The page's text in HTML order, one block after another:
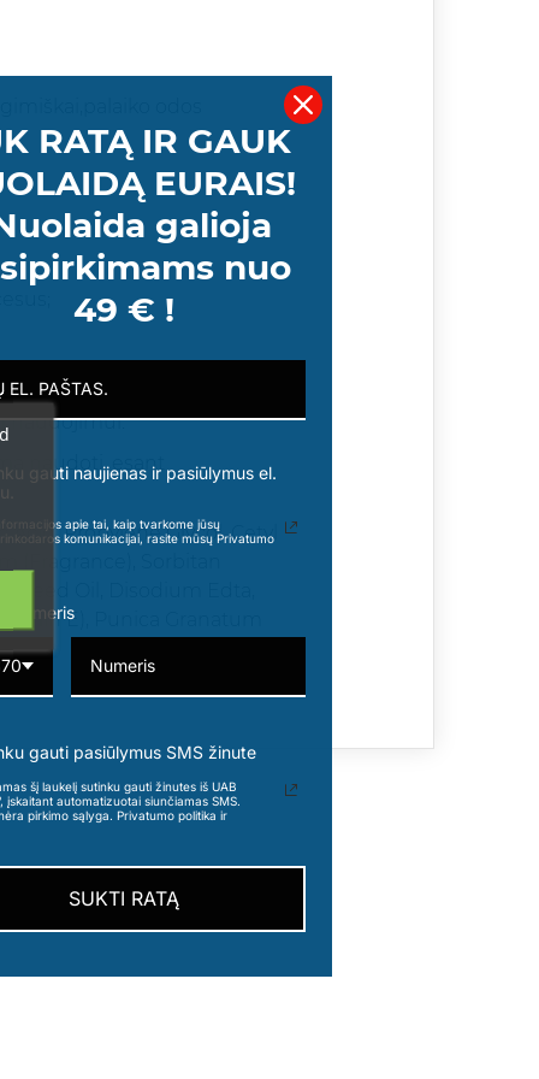
naudojimui.
naudoti, esant
Acid, Propylene Glycol, Cetyl
(Fragrance), Sorbitan
Seed Oil, Disodium Edta,
E), Punica Granatum
RATĄ IR GAUK
EURAIS!
galioja
nuo
49 € !
gauti naujienas ir pasiūlymus el.
apie tai, kaip tvarkome jūsų
rinkodaros komunikacijai, rasite mūsų Privatumo
numeris
gauti pasiūlymus SMS žinute
šį laukelį sutinku gauti žinutes iš UAB
įskaitant automatizuotai siunčiamas SMS.
pirkimo sąlyga. Privatumo politika ir
SUKTI RATĄ